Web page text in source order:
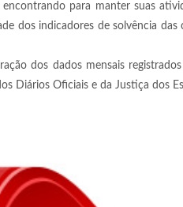
para manter suas
dos indicadores de solvência das
dos dados mensais
Diários Oficiais e da Justiça dos